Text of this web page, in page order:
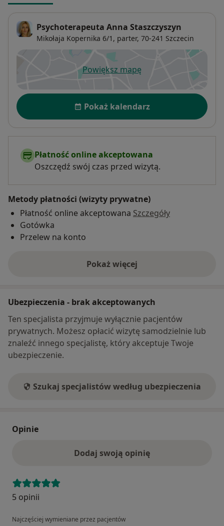
Psychoterapeuta Anna Staszczyszyn
Mikołaja Kopernika 6/1, parter, 70-241 Szczecin
Powiększ mapęotwiera się w nowej karcie
Dostępność
Pokaż kalendarz
Płatność online akceptowana
Oszczędź swój czas przed wizytą.
Metody płatności (wizyty prywatne)
Płatność online akceptowana Szczegóły
Gotówka
Przelew na konto
Pokaż więcej
o adresie
Ubezpieczenia - brak akceptowanych
Ten specjalista przyjmuje wyłącznie pacjentów
prywatnych. Możesz opłacić wizytę samodzielnie lub
znaleźć innego specjalistę, który akceptuje Twoje
ubezpieczenie.
Szukaj specjalistów według ubezpieczenia
Opinie
Dodaj swoją opinię
5 opinii
Najczęściej wymieniane przez pacjentów